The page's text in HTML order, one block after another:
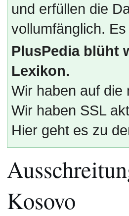
und erfüllen die
vollumfänglich.
PlusPedia blüht
Lexikon.
Wir haben auf die
Wir haben SSL
Hier geht es zu
Kosovo